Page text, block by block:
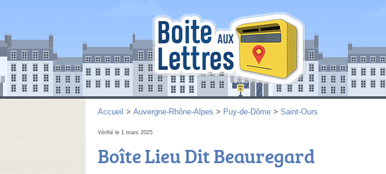
Accueil > Auvergne-Rhône-Alpes > Puy-de-Dôme > Saint-Ours
Vérifié le 1 mars 2025
Boîte Lieu Dit Beauregard